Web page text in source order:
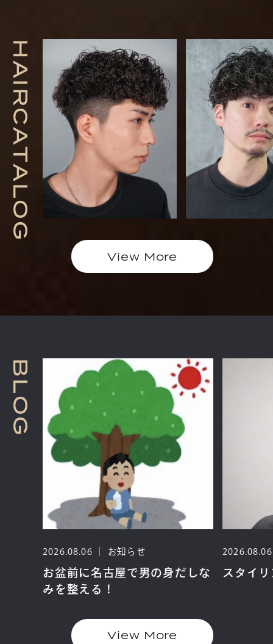
H
A
I
R
C
A
T
A
L
O
G
View More
B
L
O
G
2026.08.06 お知らせ
お盆前に名古屋で男の身だしな
みを整える！
2026.08.06
スタイ
View More